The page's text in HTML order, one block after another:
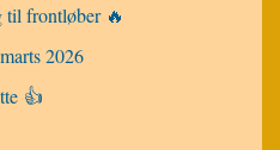
frontløber 🔥
2026
👍